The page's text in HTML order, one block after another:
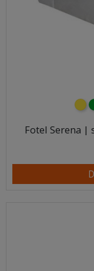
żółty
Fotel Serena |